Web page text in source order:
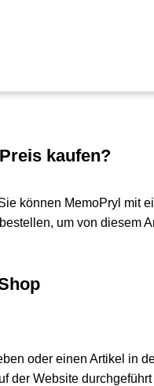
kaufen?
können MemoPryl mit
um von diesem
oder einen Artikel in
der Website